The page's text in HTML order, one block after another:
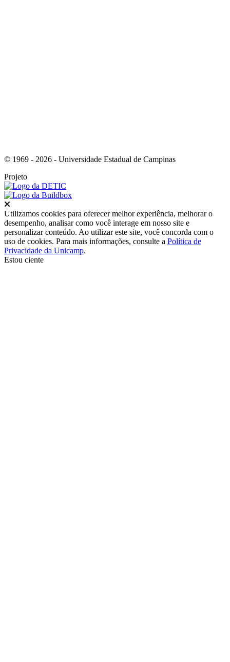
© 1969 - 2026 - Universidade Estadual de Campinas
Projeto
Utilizamos cookies para oferecer melhor experiência, melhorar o
desempenho, analisar como você interage em nosso site e
personalizar conteúdo. Ao utilizar este site, você concorda com o
uso de cookies. Para mais informações, consulte a Política de
Privacidade da Unicamp.
Estou ciente